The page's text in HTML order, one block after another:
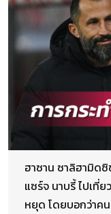
ฮาซาน ซาลิฮามิด
แซร์จ นาบรี้ ไปเที่
หยุด โดยบอกว่าค